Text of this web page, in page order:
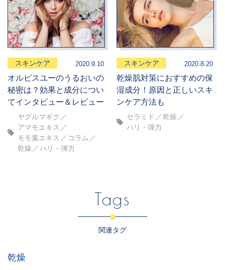
スキンケア 2020.9.10
オルビスユーのうるおいの
秘密は？効果と成分につい
てインタビュー＆レビュー
ヤグルマギク
アマモエキス
モモ葉エキス
コラム
乾燥
ハリ・弾力
スキンケア 2020.8.20
乾燥肌対策におすすめの保
湿成分！原因と正しいスキ
ンケア方法も
セラミド
乾燥
ハリ・弾力
Tags
関連タグ
乾燥